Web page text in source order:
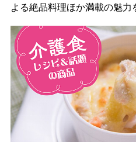
よる絶品料理ほか満載の魅力